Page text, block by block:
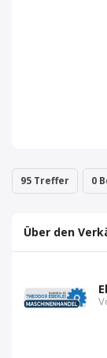
95 Treffer 0
Über den